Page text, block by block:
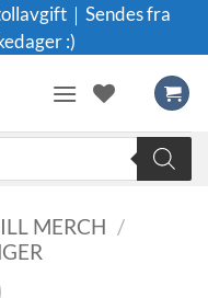
｜Sendes fra
:)
MERCH /